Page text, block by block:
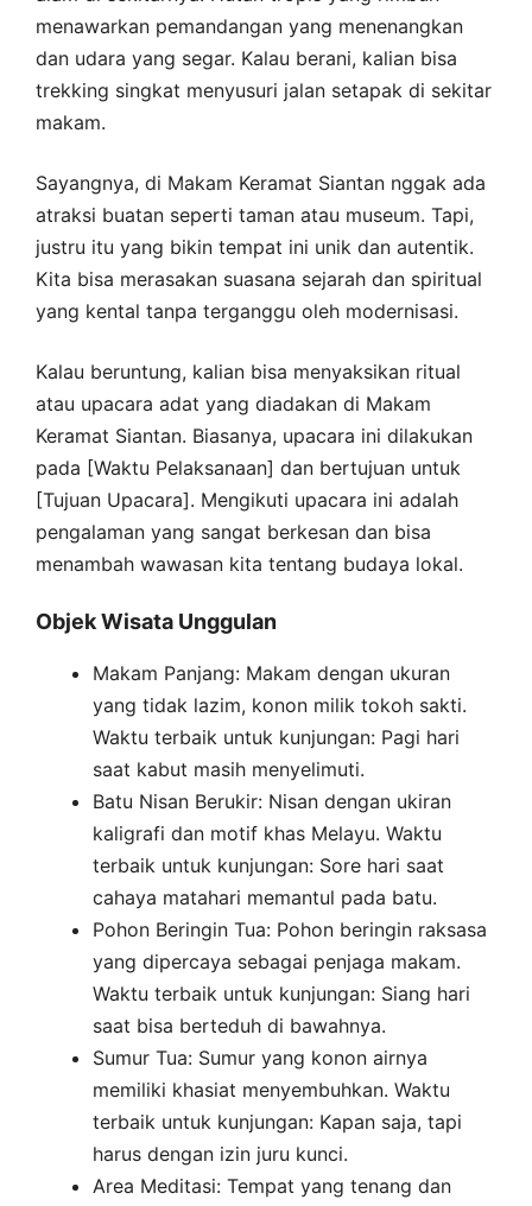
menawarkan pemandangan yang menenangkan
dan udara yang segar. Kalau berani, kalian bisa
trekking singkat menyusuri jalan setapak di sekitar
makam.
Sayangnya, di Makam Keramat Siantan nggak ada
atraksi buatan seperti taman atau museum. Tapi,
justru itu yang bikin tempat ini unik dan autentik.
Kita bisa merasakan suasana sejarah dan spiritual
yang kental tanpa terganggu oleh modernisasi.
Kalau beruntung, kalian bisa menyaksikan ritual
atau upacara adat yang diadakan di Makam
Keramat Siantan. Biasanya, upacara ini dilakukan
pada [Waktu Pelaksanaan] dan bertujuan untuk
[Tujuan Upacara]. Mengikuti upacara ini adalah
pengalaman yang sangat berkesan dan bisa
menambah wawasan kita tentang budaya lokal.
Objek Wisata Unggulan
Makam Panjang: Makam dengan ukuran
yang tidak lazim, konon milik tokoh sakti.
Waktu terbaik untuk kunjungan: Pagi hari
saat kabut masih menyelimuti.
Batu Nisan Berukir: Nisan dengan ukiran
kaligrafi dan motif khas Melayu. Waktu
terbaik untuk kunjungan: Sore hari saat
cahaya matahari memantul pada batu.
Pohon Beringin Tua: Pohon beringin raksasa
yang dipercaya sebagai penjaga makam.
Waktu terbaik untuk kunjungan: Siang hari
saat bisa berteduh di bawahnya.
Sumur Tua: Sumur yang konon airnya
memiliki khasiat menyembuhkan. Waktu
terbaik untuk kunjungan: Kapan saja, tapi
harus dengan izin juru kunci.
Area Meditasi: Tempat yang tenang dan